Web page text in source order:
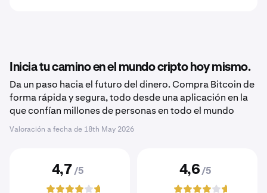
Inicia tu camino en el mundo cripto hoy mismo.
Da un paso hacia el futuro del dinero. Compra Bitcoin de
forma rápida y segura, todo desde una aplicación en la
que confían millones de personas en todo el mundo
Valoración a fecha de 18th May 2026
4,7 /5 4,6 /5